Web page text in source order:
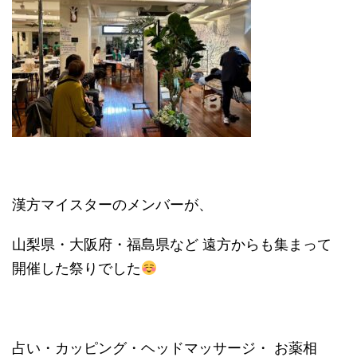
漢方マイスターのメンバーが、
山梨県・大阪府・福島県など 遠方からも集まって
開催した祭りでした
占い・カッピング・ヘッドマッサージ・ お薬相